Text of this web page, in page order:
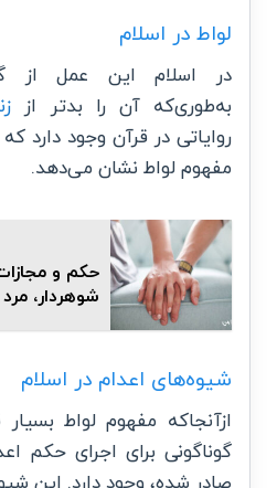
لواط در اسلام
در اسلام این عمل از
به‌طوری‌که آن را بدتر از
روایاتی در قرآن وجود دارد
مفهوم لواط نشان می‌دهد.
حکم و
شوهردار،
شیوه‌های اعدام در اسلام
ازآنجاکه مفهوم لواط
گوناگونی برای اجرای حکم